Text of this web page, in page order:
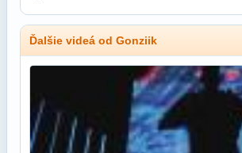
Ďalšie videá od Gonziik